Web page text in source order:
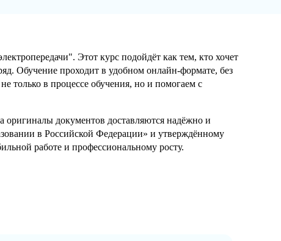
Этот курс подойдёт как тем, кто хочет
Обучение проходит в удобном онлайн-формате, без
только в процессе обучения, но и помогаем с
оригиналы документов доставляются надёжно и
в Российской Федерации» и утверждённому
работе и профессиональному росту.